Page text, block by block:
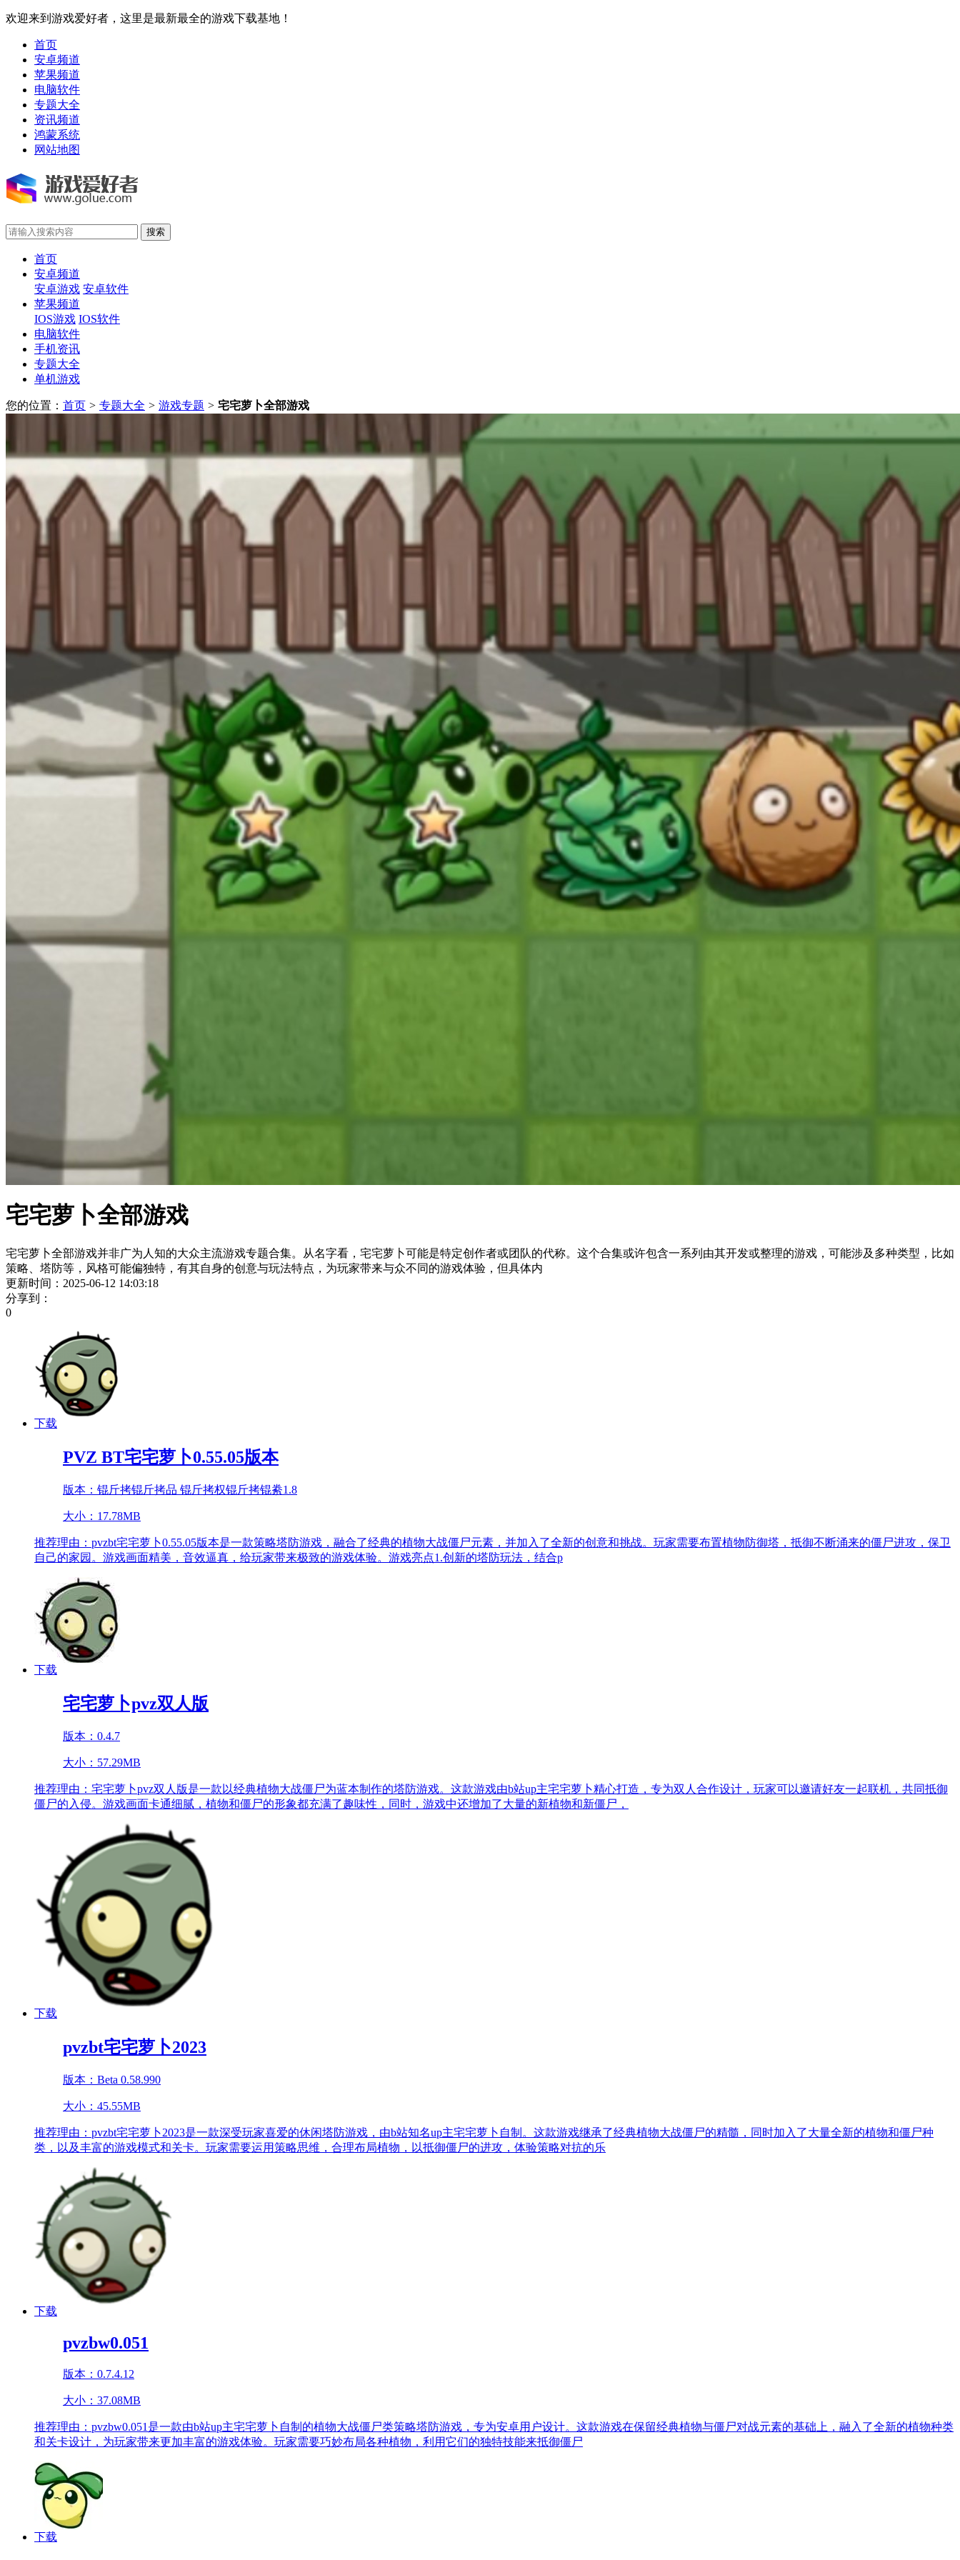
欢迎来到游戏爱好者，这里是最新最全的游戏下载基地！
首页
安卓频道
苹果频道
电脑软件
专题大全
资讯频道
鸿蒙系统
网站地图
首页
安卓频道
安卓游戏 安卓软件
苹果频道
IOS游戏 IOS软件
电脑软件
手机资讯
专题大全
单机游戏
您的位置： 首页 > 专题大全 > 游戏专题 > 宅宅萝卜全部游戏
宅宅萝卜全部游戏
宅宅萝卜全部游戏并非广为人知的大众主流游戏专题合集。从名字看，宅宅萝卜可能是特定创作者或团队的代称。这个合集或许包含一系列由其开发或整理的游戏，可能涉及多种类型，比如
策略、塔防等，风格可能偏独特，有其自身的创意与玩法特点，为玩家带来与众不同的游戏体验，但具体内
更新时间：2025-06-12 14:03:18
分享到：
0
下载
PVZ BT宅宅萝卜0.55.05版本
版本：锟斤拷锟斤拷品 锟斤拷权锟斤拷锟絭1.8
大小：17.78MB
推荐理由： pvzbt宅宅萝卜0.55.05版本是一款策略塔防游戏，融合了经典的植物大战僵尸元素，并加入了全新的创意和挑战。玩家需要布置植物防御塔，抵御不断涌来的僵尸进攻，保卫
自己的家园。游戏画面精美，音效逼真，给玩家带来极致的游戏体验。游戏亮点1.创新的塔防玩法，结合p
下载
宅宅萝卜pvz双人版
版本：0.4.7
大小：57.29MB
推荐理由： 宅宅萝卜pvz双人版是一款以经典植物大战僵尸为蓝本制作的塔防游戏。这款游戏由b站up主宅宅萝卜精心打造，专为双人合作设计，玩家可以邀请好友一起联机，共同抵御
僵尸的入侵。游戏画面卡通细腻，植物和僵尸的形象都充满了趣味性，同时，游戏中还增加了大量的新植物和新僵尸，
下载
pvzbt宅宅萝卜2023
版本：Beta 0.58.990
大小：45.55MB
推荐理由： pvzbt宅宅萝卜2023是一款深受玩家喜爱的休闲塔防游戏，由b站知名up主宅宅萝卜自制。这款游戏继承了经典植物大战僵尸的精髓，同时加入了大量全新的植物和僵尸种
类，以及丰富的游戏模式和关卡。玩家需要运用策略思维，合理布局植物，以抵御僵尸的进攻，体验策略对抗的乐
下载
pvzbw0.051
版本：0.7.4.12
大小：37.08MB
推荐理由： pvzbw0.051是一款由b站up主宅宅萝卜自制的植物大战僵尸类策略塔防游戏，专为安卓用户设计。这款游戏在保留经典植物与僵尸对战元素的基础上，融入了全新的植物种类
和关卡设计，为玩家带来更加丰富的游戏体验。玩家需要巧妙布局各种植物，利用它们的独特技能来抵御僵尸
下载